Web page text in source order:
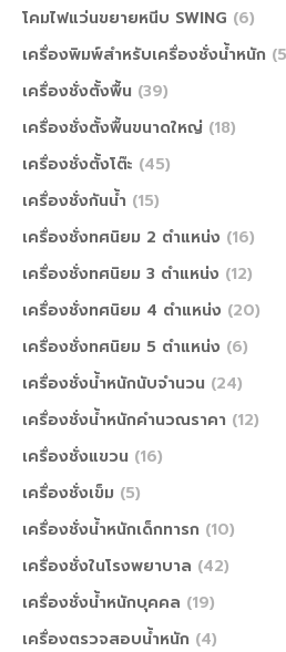
โคมไฟแว่นขยายหนีบ SWING (6)
เครื่องพิมพ์สำหรับเครื่องชั่งน้ำหนัก
เครื่องชั่งตั้งพื้น (39)
เครื่องชั่งตั้งพื้นขนาดใหญ่ (18)
เครื่องชั่งตั้งโต๊ะ (45)
เครื่องชั่งกันน้ำ (15)
เครื่องชั่งทศนิยม 2 ตำแหน่ง (16)
เครื่องชั่งทศนิยม 3 ตำแหน่ง (12)
เครื่องชั่งทศนิยม 4 ตำแหน่ง (20)
เครื่องชั่งทศนิยม 5 ตำแหน่ง (6)
เครื่องชั่งน้ำหนักนับจำนวน (24)
เครื่องชั่งน้ำหนักคำนวณราคา (12)
เครื่องชั่งแขวน (16)
เครื่องชั่งเข็ม (5)
เครื่องชั่งน้ำหนักเด็กทารก (10)
เครื่องชั่งในโรงพยาบาล (42)
เครื่องชั่งน้ำหนักบุคคล (19)
เครื่องตรวจสอบน้ำหนัก (4)